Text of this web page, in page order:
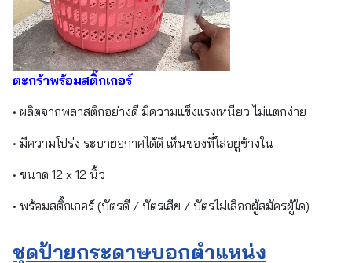
ตะกร้าพร้อมสติ๊กเกอร์
• ผลิตจากพลาสติกอย่างดี มีความแข็งแรงเหนียว ไม่แตกง่าย
• มีความโปร่ง ระบายอกาศได้ดี เห็นของที่ใส่อยู่ข้างใน
• ขนาด 12 x 12 นิ้ว
• พร้อมสติ๊กเกอร์ (บัตรดี / บัตรเสีย / บัตรไม่เลือกผู้สมัครผู้ใด)
ชุดป้ายกระดาษบอกตำแหน่ง